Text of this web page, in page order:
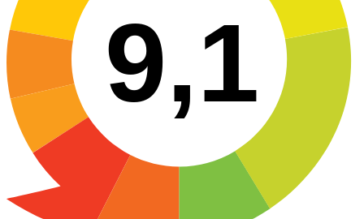
9,1